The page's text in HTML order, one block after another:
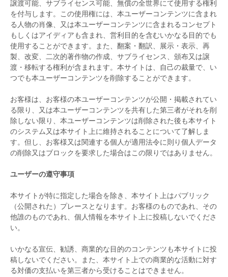
譲渡可能、サブライセンス可能、無償の全世界にて使用する権利
を付与します。この使用権には、本ユーザーコンテンツに含まれ
る人物の肖像、又は本ユーザーコンテンツに含まれるコンセプト
もしくはアイディアも含まれ、営利目的を含むいかなる目的でも
使用することができます。また、翻案・翻訳、展示・表示、再
製、改変、二次的著作物の作成、サブライセンス、頒布又は譲
渡・移転する権利が含まれます。本サイトは、自己の裁量で、い
つでも本ユーザーコンテンツを削除することができます。
お客様は、お客様の本ユーザーコンテンツが公開・掲載されてい
る限り、又は本ユーザーコンテンツを共有した第三者がそれを削
除しない限り、本ユーザーコンテンツは削除された後も本サイト
のシステム又は本サイト上に維持されることについて了解しま
す。但し、お客様又は関連する個人が適用法令に則り個人データ
の削除又はブロックを要求した場合はこの限りではありません。
ユーザーの遵守事項
本サイトが特に指定した場合を除き、本サイト上はパブリック
（公開された）プレースとなります。お客様のものであれ、その
他誰のものであれ、個人情報を本サイト上に投稿しないでくださ
い。
いかなる宣伝、勧誘、商業的な目的のコンテンツも本サイトに投
稿しないでください。また、本サイト上での商業的な活動に対す
る対価の支払いを第三者から受けることはできません。